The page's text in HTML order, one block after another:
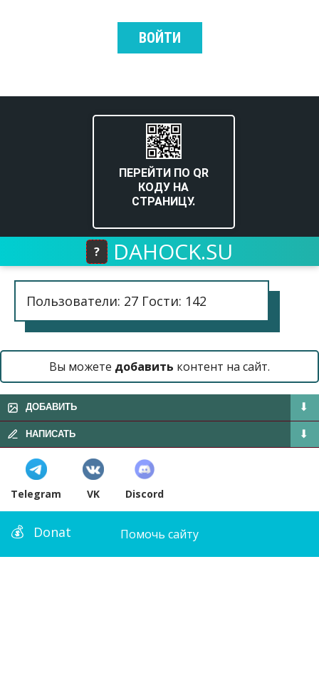
ВОЙТИ
ПЕРЕЙТИ ПО QR
КОДУ НА
СТРАНИЦУ.
? DAHOCK.SU
Пользователи: 27 Гости: 142
Вы можете добавить контент на сайт.
ДОБАВИТЬ
НАПИСАТЬ
Telegram VK Discord
Donat